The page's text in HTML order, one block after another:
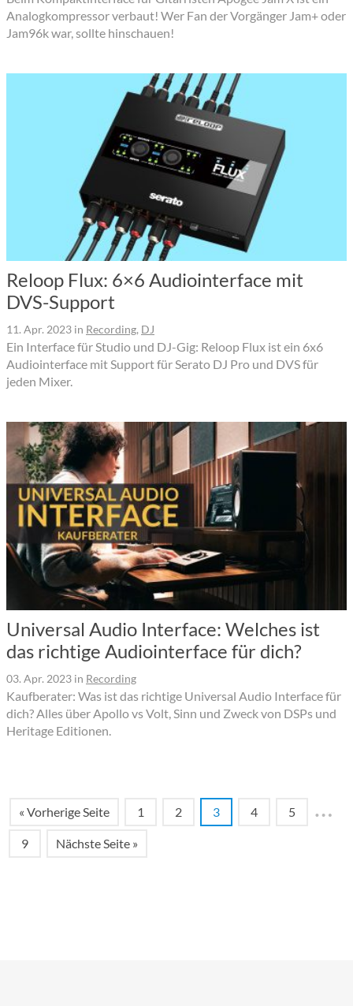
Analogkompressor verbaut! Wer Fan der Vorgänger Jam+ oder
Jam96k war, sollte hinschauen!
Reloop Flux: 6×6 Audiointerface mit
DVS-Support
11. Apr. 2023 in Recording, DJ
Ein Interface für Studio und DJ-Gig: Reloop Flux ist ein 6x6
Audiointerface mit Support für Serato DJ Pro und DVS für
jeden Mixer.
Universal Audio Interface: Welches ist
das richtige Audiointerface für dich?
03. Apr. 2023 in Recording
Kaufberater: Was ist das richtige Universal Audio Interface für
dich? Alles über Apollo vs Volt, Sinn und Zweck von DSPs und
Heritage Editionen.
« Vorherige Seite 1 2 3 4 5 …
9 Nächste Seite »